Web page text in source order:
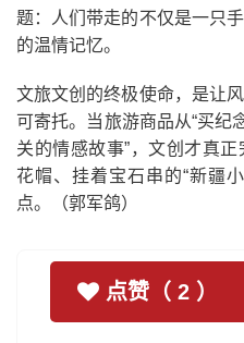
题：人们带走的不仅是一只
的温情记忆。
文旅文创的终极使命，是让
可寄托。当旅游商品从“买纪
关的情感故事”，文创才真
花帽、挂着宝石串的“新疆小
点。（郭军鸽）
点赞（ 2 ）